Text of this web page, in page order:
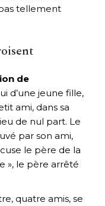
tellement
de
d’une jeune fille,
ami, dans sa
de nul part. Le
par son ami,
le père de la
», le père arrêté
quatre amis, se